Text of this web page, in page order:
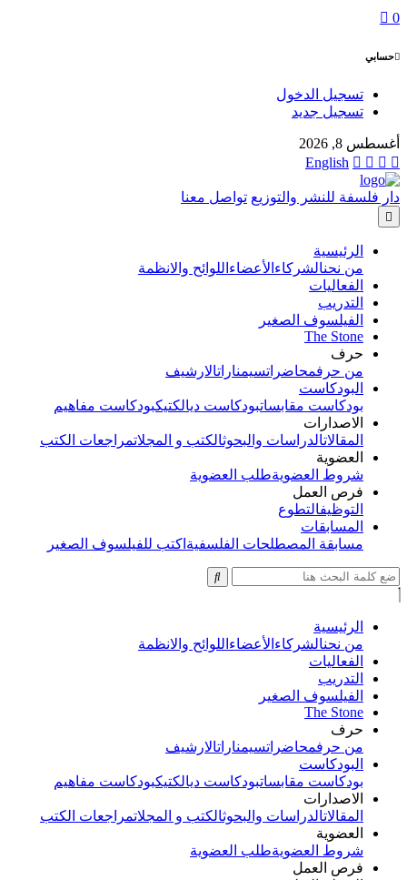
0
حسابي
تسجيل الدخول
تسجيل جديد
أغسطس 8, 2026
English
دار فلسفة للنشر والتوزيع تواصل معنا
الرئيسية
من نحنالشركاء الأعضاء اللوائح والانظمة
الفعاليات
التدريب
الفيلسوف الصغير
The Stone
حرف
من حرفمحاضراتسيمناراتالارشيف
البودكاست
بودكاست مقابساتبودكاست ديالكتيكبودكاست مفاهيم
الاصدارات
المقالاتالدراسات والبحوثالكتب و المجلاتمراجعات الكتب
العضوية
شروط العضويةطلب العضوية
فرص العمل
التوظيفالتطوع
المسابقات
مسابقة المصطلحات الفلسفية اكتب للفيلسوف الصغير
الرئيسية
من نحنالشركاء الأعضاء اللوائح والانظمة
الفعاليات
التدريب
الفيلسوف الصغير
The Stone
حرف
من حرفمحاضراتسيمناراتالارشيف
البودكاست
بودكاست مقابساتبودكاست ديالكتيكبودكاست مفاهيم
الاصدارات
المقالاتالدراسات والبحوثالكتب و المجلاتمراجعات الكتب
العضوية
شروط العضويةطلب العضوية
فرص العمل